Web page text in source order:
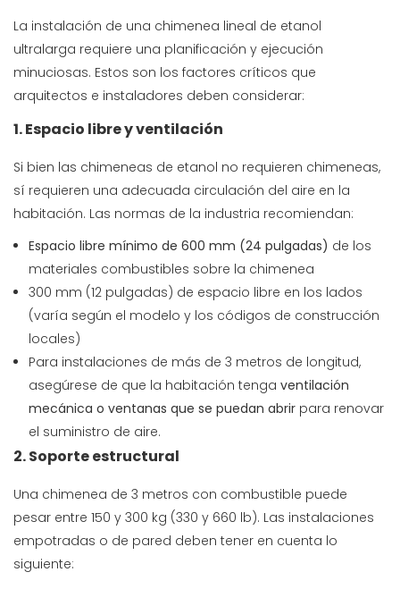
La instalación de una chimenea lineal de etanol
ultralarga requiere una planificación y ejecución
minuciosas. Estos son los factores críticos que
arquitectos e instaladores deben considerar:
1. Espacio libre y ventilación
Si bien las chimeneas de etanol no requieren chimeneas,
sí requieren una adecuada circulación del aire en la
habitación. Las normas de la industria recomiendan:
Espacio libre mínimo de 600 mm (24 pulgadas) de los
materiales combustibles sobre la chimenea
300 mm (12 pulgadas) de espacio libre en los lados
(varía según el modelo y los códigos de construcción
locales)
Para instalaciones de más de 3 metros de longitud,
asegúrese de que la habitación tenga ventilación
mecánica o ventanas que se puedan abrirpara renovar
el suministro de aire.
2. Soporte estructural
Una chimenea de 3 metros con combustible puede
pesar entre 150 y 300 kg (330 y 660 lb). Las instalaciones
empotradas o de pared deben tener en cuenta lo
siguiente: